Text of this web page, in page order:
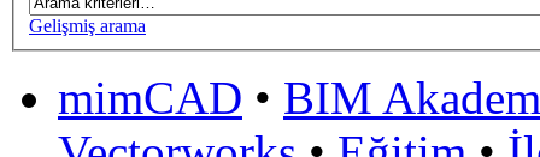
Gelişmiş arama
mimCAD • BIM